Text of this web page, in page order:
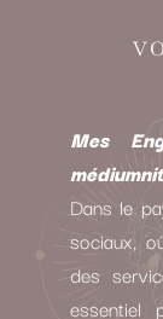
Mes
Dans le
sociaux,
des
essentiel